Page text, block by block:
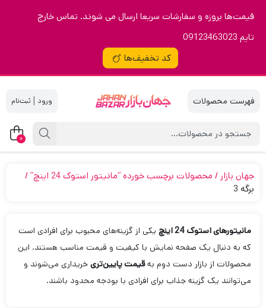
قیمت‌ها بروزه و سفارشات سریعا ارسال می شوند. تماس خارج
تایم 09123463023
کد تخفیف‌ها
|
0
جهان بازار
محصولات برچسب خورده “مانیتور استوک 24 اینچ”
برگه 3
مانیتورهای استوک 24 اینچ
یکی از گزینه‌های محبوب برای افرادی است
که به دنبال یک صفحه نمایش با کیفیت و قیمت مناسب هستند. این
محصولات از بازار دست دوم بهقیمت پایین‌تری خریداری می‌شوند و
می‌توانند یک گزینه جذاب برای افرادی با بودجه محدود باشند.